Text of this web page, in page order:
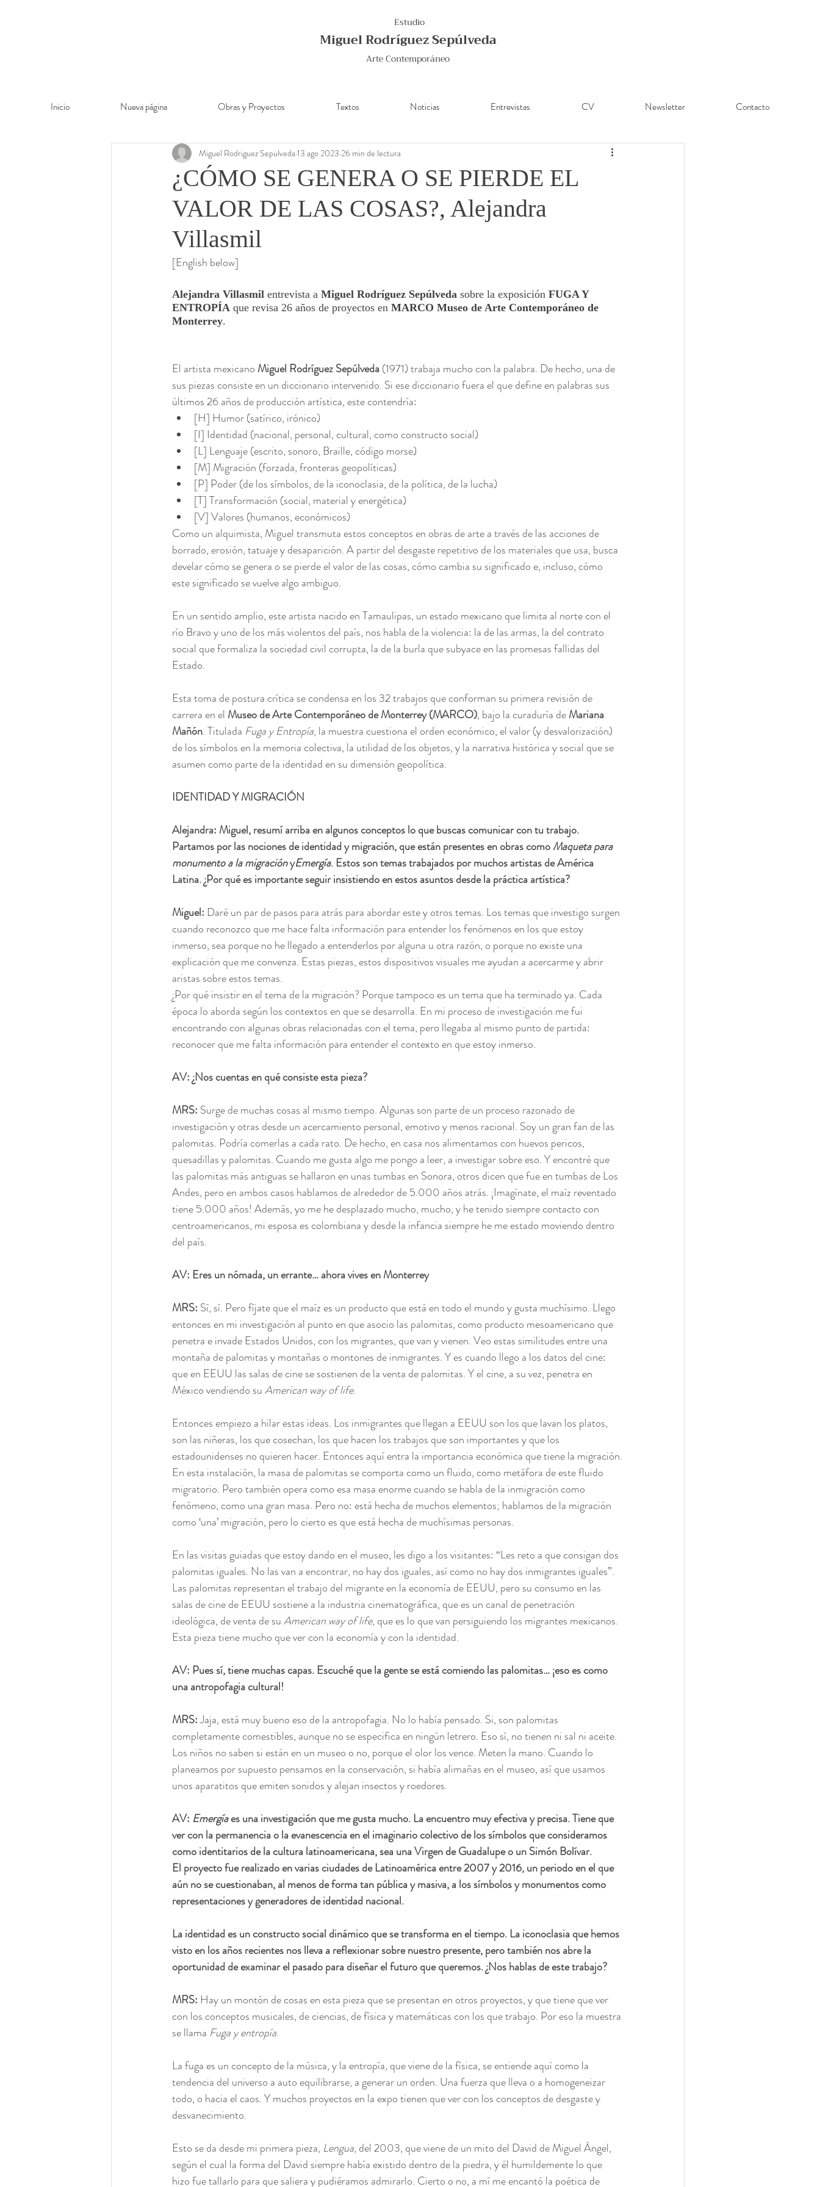
Estudio
Miguel Rodríguez Sepúlveda
Arte Contemporáneo
Inicio Nueva página Obras y Proyectos Textos Noticias Entrevistas CV Newsletter Contacto
¿CÓMO SE GENERA O SE PIERDE EL
VALOR DE LAS COSAS?, Alejandra
Villasmil
Miguel Rodriguez Sepulveda 13 ago 2023 26 min de lectura
[English below]
Alejandra Villasmil entrevista a Miguel Rodríguez Sepúlveda sobre la exposición FUGA Y
ENTROPÍA que revisa 26 años de proyectos en MARCO Museo de Arte Contemporáneo de
Monterrey.
El artista mexicano Miguel Rodríguez Sepúlveda (1971) trabaja mucho con la palabra. De hecho, una de
sus piezas consiste en un diccionario intervenido. Si ese diccionario fuera el que define en palabras sus
últimos 26 años de producción artística, este contendría:
[H] Humor (satírico, irónico)
[I] Identidad (nacional, personal, cultural, como constructo social)
[L] Lenguaje (escrito, sonoro, Braille, código morse)
[M] Migración (forzada, fronteras geopolíticas)
[P] Poder (de los símbolos, de la iconoclasia, de la política, de la lucha)
[T] Transformación (social, material y energética)
[V] Valores (humanos, económicos)
Como un alquimista, Miguel transmuta estos conceptos en obras de arte a través de las acciones de
borrado, erosión, tatuaje y desaparición. A partir del desgaste repetitivo de los materiales que usa, busca
develar cómo se genera o se pierde el valor de las cosas, cómo cambia su significado e, incluso, cómo
este significado se vuelve algo ambiguo.
En un sentido amplio, este artista nacido en Tamaulipas, un estado mexicano que limita al norte con el
río Bravo y uno de los más violentos del país, nos habla de la violencia: la de las armas, la del contrato
social que formaliza la sociedad civil corrupta, la de la burla que subyace en las promesas fallidas del
Estado.
Esta toma de postura crítica se condensa en los 32 trabajos que conforman su primera revisión de
carrera en el Museo de Arte Contemporáneo de Monterrey (MARCO), bajo la curaduría de Mariana
Mañón. Titulada Fuga y Entropía, la muestra cuestiona el orden económico, el valor (y desvalorización)
de los símbolos en la memoria colectiva, la utilidad de los objetos, y la narrativa histórica y social que se
asumen como parte de la identidad en su dimensión geopolítica.
IDENTIDAD Y MIGRACIÓN
Alejandra: Miguel, resumí arriba en algunos conceptos lo que buscas comunicar con tu trabajo.
Partamos por las nociones de identidad y migración, que están presentes en obras como Maqueta para
monumento a la migración yEmergía. Estos son temas trabajados por muchos artistas de América
Latina. ¿Por qué es importante seguir insistiendo en estos asuntos desde la práctica artística?
Miguel: Daré un par de pasos para atrás para abordar este y otros temas. Los temas que investigo surgen
cuando reconozco que me hace falta información para entender los fenómenos en los que estoy
inmerso, sea porque no he llegado a entenderlos por alguna u otra razón, o porque no existe una
explicación que me convenza. Estas piezas, estos dispositivos visuales me ayudan a acercarme y abrir
aristas sobre estos temas.
¿Por qué insistir en el tema de la migración? Porque tampoco es un tema que ha terminado ya. Cada
época lo aborda según los contextos en que se desarrolla. En mi proceso de investigación me fui
encontrando con algunas obras relacionadas con el tema, pero llegaba al mismo punto de partida:
reconocer que me falta información para entender el contexto en que estoy inmerso.
AV: ¿Nos cuentas en qué consiste esta pieza?
MRS: Surge de muchas cosas al mismo tiempo. Algunas son parte de un proceso razonado de
investigación y otras desde un acercamiento personal, emotivo y menos racional. Soy un gran fan de las
palomitas. Podría comerlas a cada rato. De hecho, en casa nos alimentamos con huevos pericos,
quesadillas y palomitas. Cuando me gusta algo me pongo a leer, a investigar sobre eso. Y encontré que
las palomitas más antiguas se hallaron en unas tumbas en Sonora, otros dicen que fue en tumbas de Los
Andes, pero en ambos casos hablamos de alrededor de 5.000 años atrás. ¡Imagínate, el maíz reventado
tiene 5.000 años! Además, yo me he desplazado mucho, mucho, y he tenido siempre contacto con
centroamericanos, mi esposa es colombiana y desde la infancia siempre he me estado moviendo dentro
del país.
AV: Eres un nómada, un errante… ahora vives en Monterrey
MRS: Sí, sí. Pero fíjate que el maíz es un producto que está en todo el mundo y gusta muchísimo. Llego
entonces en mi investigación al punto en que asocio las palomitas, como producto mesoamericano que
penetra e invade Estados Unidos, con los migrantes, que van y vienen. Veo estas similitudes entre una
montaña de palomitas y montañas o montones de inmigrantes. Y es cuando llego a los datos del cine:
que en EEUU las salas de cine se sostienen de la venta de palomitas. Y el cine, a su vez, penetra en
México vendiendo su American way of life.
Entonces empiezo a hilar estas ideas. Los inmigrantes que llegan a EEUU son los que lavan los platos,
son las niñeras, los que cosechan, los que hacen los trabajos que son importantes y que los
estadounidenses no quieren hacer. Entonces aquí entra la importancia económica que tiene la migración.
En esta instalación, la masa de palomitas se comporta como un fluido, como metáfora de este fluido
migratorio. Pero también opera como esa masa enorme cuando se habla de la inmigración como
fenómeno, como una gran masa. Pero no: está hecha de muchos elementos; hablamos de la migración
como ‘una’ migración, pero lo cierto es que está hecha de muchísimas personas.
En las visitas guiadas que estoy dando en el museo, les digo a los visitantes: “Les reto a que consigan dos
palomitas iguales. No las van a encontrar, no hay dos iguales, así como no hay dos inmigrantes iguales”.
Las palomitas representan el trabajo del migrante en la economía de EEUU, pero su consumo en las
salas de cine de EEUU sostiene a la industria cinematográfica, que es un canal de penetración
ideológica, de venta de su American way of life, que es lo que van persiguiendo los migrantes mexicanos.
Esta pieza tiene mucho que ver con la economía y con la identidad.
AV: Pues sí, tiene muchas capas. Escuché que la gente se está comiendo las palomitas… ¡eso es como
una antropofagia cultural!
MRS: Jaja, está muy bueno eso de la antropofagia. No lo había pensado. Si, son palomitas
completamente comestibles, aunque no se especifica en ningún letrero. Eso sí, no tienen ni sal ni aceite.
Los niños no saben si están en un museo o no, porque el olor los vence. Meten la mano. Cuando lo
planeamos por supuesto pensamos en la conservación, si había alimañas en el museo, así que usamos
unos aparatitos que emiten sonidos y alejan insectos y roedores.
AV: Emergía es una investigación que me gusta mucho. La encuentro muy efectiva y precisa. Tiene que
ver con la permanencia o la evanescencia en el imaginario colectivo de los símbolos que consideramos
como identitarios de la cultura latinoamericana, sea una Virgen de Guadalupe o un Simón Bolívar.
El proyecto fue realizado en varias ciudades de Latinoamérica entre 2007 y 2016, un periodo en el que
aún no se cuestionaban, al menos de forma tan pública y masiva, a los símbolos y monumentos como
representaciones y generadores de identidad nacional.
La identidad es un constructo social dinámico que se transforma en el tiempo. La iconoclasia que hemos
visto en los años recientes nos lleva a reflexionar sobre nuestro presente, pero también nos abre la
oportunidad de examinar el pasado para diseñar el futuro que queremos. ¿Nos hablas de este trabajo?
MRS: Hay un montón de cosas en esta pieza que se presentan en otros proyectos, y que tiene que ver
con los conceptos musicales, de ciencias, de física y matemáticas con los que trabajo. Por eso la muestra
se llama Fuga y entropía.
La fuga es un concepto de la música, y la entropía, que viene de la física, se entiende aquí como la
tendencia del universo a auto equilibrarse, a generar un orden. Una fuerza que lleva o a homogeneizar
todo, o hacia el caos. Y muchos proyectos en la expo tienen que ver con los conceptos de desgaste y
desvanecimiento.
Esto se da desde mi primera pieza, Lengua, del 2003, que viene de un mito del David de Miguel Ángel,
según el cual la forma del David siempre había existido dentro de la piedra, y él humildemente lo que
hizo fue tallarlo para que saliera y pudiéramos admirarlo. Cierto o no, a mí me encantó la poética de